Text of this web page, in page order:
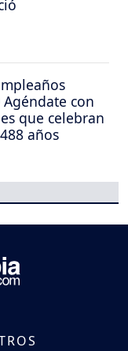
con
que celebran
años